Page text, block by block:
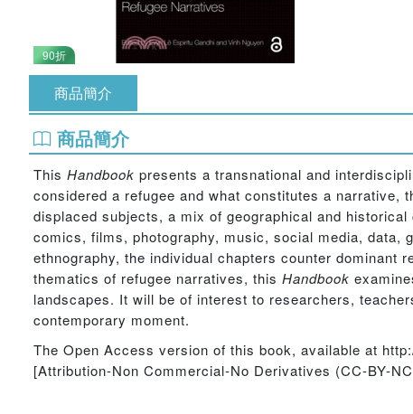
90折
商品簡介
商品簡介
This Handbook presents a transnational and
considered a refugee and what constitutes a
displaced subjects, a mix of geographical and
comics, films, photography, music, social media, data,
ethnography, the individual chapters counter
thematics of refugee narratives, this Handbook
landscapes. It will be of interest to researchers,
contemporary moment.
The Open Access version of this book, available at
[Attribution-Non Commercial-No Derivatives (CC-BY-